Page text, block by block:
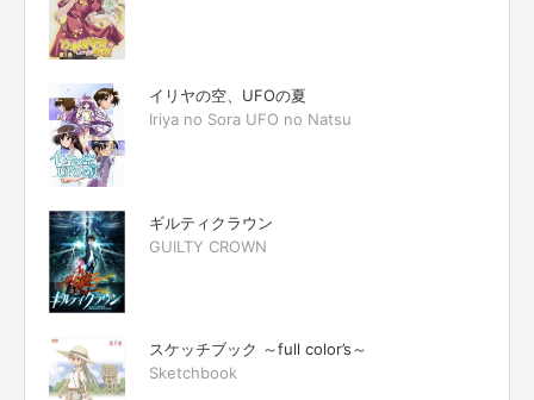
イリヤの空、UFOの夏
Iriya no Sora UFO no Natsu
ギルティクラウン
GUILTY CROWN
スケッチブック ～full color’s～
Sketchbook